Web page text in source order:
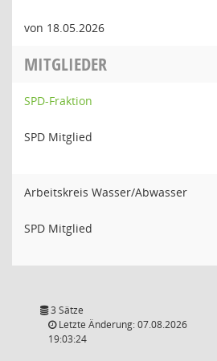
von 18.05.2026
MITGLIEDER
SPD-Fraktion
SPD Mitglied
Arbeitskreis Wasser/Abwasser
SPD Mitglied
3 Sätze
Letzte Änderung: 07.08.2026
19:03:24